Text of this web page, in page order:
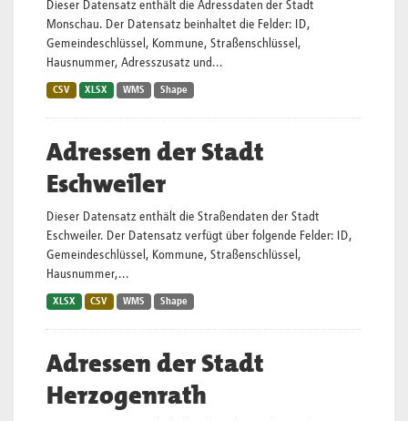
Dieser Datensatz enthält die Adressdaten der Stadt
Monschau. Der Datensatz beinhaltet die Felder: ID,
Gemeindeschlüssel, Kommune, Straßenschlüssel,
Hausnummer, Adresszusatz und...
CSV XLSX WMS Shape
Adressen der Stadt
Eschweiler
Dieser Datensatz enthält die Straßendaten der Stadt
Eschweiler. Der Datensatz verfügt über folgende Felder: ID,
Gemeindeschlüssel, Kommune, Straßenschlüssel,
Hausnummer,...
XLSX CSV WMS Shape
Adressen der Stadt
Herzogenrath